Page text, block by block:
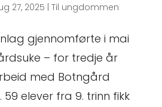
27, 2025 Til ungdommen
gjennomførte i mai
– for tredje år
med Botngård
elever fra 9. trinn fikk